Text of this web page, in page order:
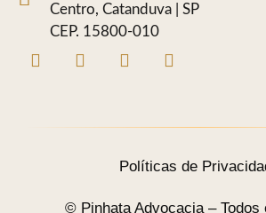
Centro, Catanduva | SP
CEP. 15800-010
Políticas de
© Pinhata Advocacia – Todos